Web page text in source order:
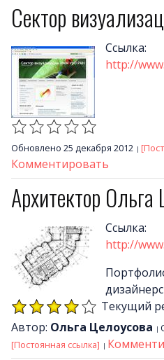
Сектор
Ссылка:
http://
Обновлено 25 декабря 2012
Комментировать
Архитектор Ольга
Ссылка:
http://
Текущий
Автор: Ольга Целоусова
[Постоянная ссылка]